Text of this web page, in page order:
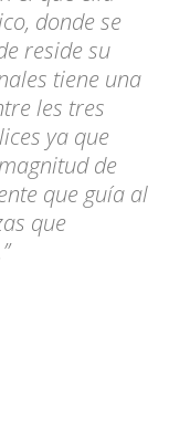
donde se
reside su
tiene una
les tres
ya que
de
que guía al
que